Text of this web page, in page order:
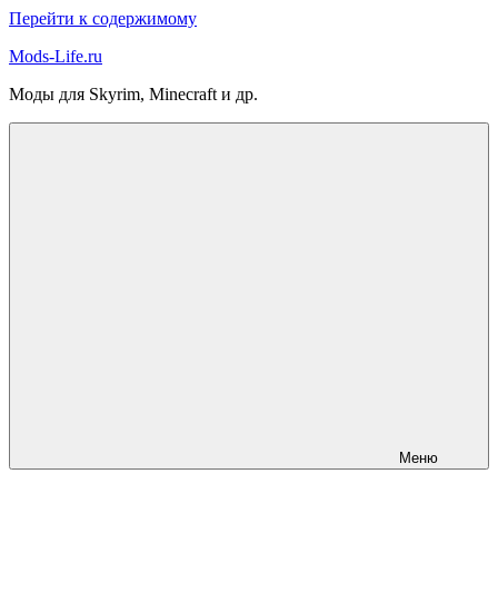
Перейти к содержимому
Mods-Life.ru
Моды для Skyrim, Minecraft и др.
Меню